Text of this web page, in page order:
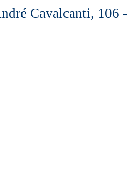
Cavalcanti, 106